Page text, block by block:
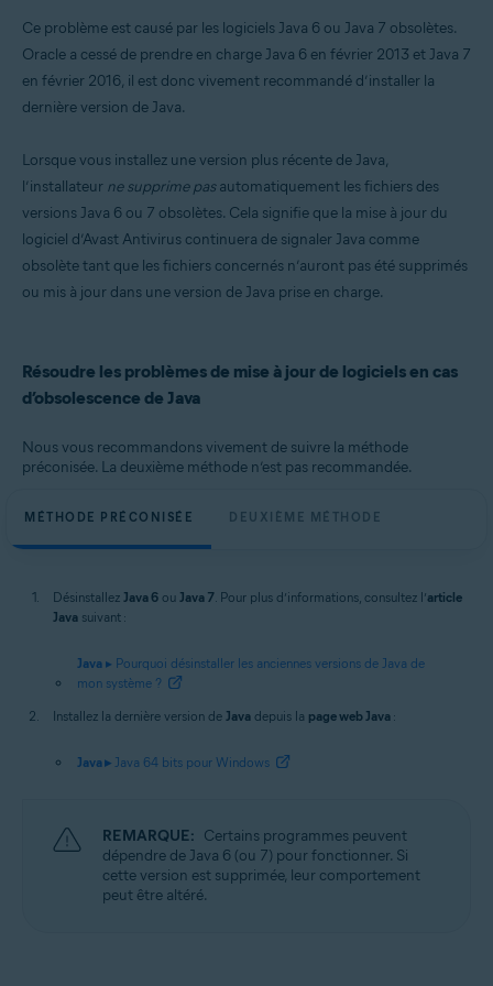
Microsoft Windows 10 Famille/Pro/Entreprise/Éducation (32/64 bits)
Microsoft Windows 8.1/Professionnel/Entreprise (32/64 bits)
Microsoft Windows 7 Édition Familiale Basique/Édition Familiale
Premium/Professionnel/Entreprise/Édition Intégrale - Service Pack 1
Ce problème est causé par les logiciels Java 6 ou Java 7 obsolètes.
Oracle a cessé de prendre en charge Java 6 en février 2013 et Java 7
en février 2016, il est donc vivement recommandé d’installer la
dernière version de Java.
Lorsque vous installez une version plus récente de Java,
l’installateur ne supprime pasautomatiquement les fichiers des
versions Java 6 ou 7 obsolètes. Cela signifie que la mise à jour du
logiciel d’Avast Antivirus continuera de signaler Java comme
obsolète tant que les fichiers concernés n’auront pas été supprimés
ou mis à jour dans une version de Java prise en charge.
Résoudre les problèmes de mise à jour de logiciels en cas
d’obsolescence de Java
Nous vous recommandons vivement de suivre la méthode
préconisée. La deuxième méthode n’est pas recommandée.
MÉTHODE PRÉCONISÉE DEUXIÈME MÉTHODE
Désinstallez Java 6 ou Java 7. Pour plus d’informations, consultez l’article
Java suivant :
Java ▸ Pourquoi désinstaller les anciennes versions de Java de
mon système ?
Installez la dernière version de Java depuis la page web Java :
Java ▸ Java 64 bits pour Windows
REMARQUE: Certains programmes peuvent
dépendre de Java 6 (ou 7) pour fonctionner. Si
cette version est supprimée, leur comportement
peut être altéré.